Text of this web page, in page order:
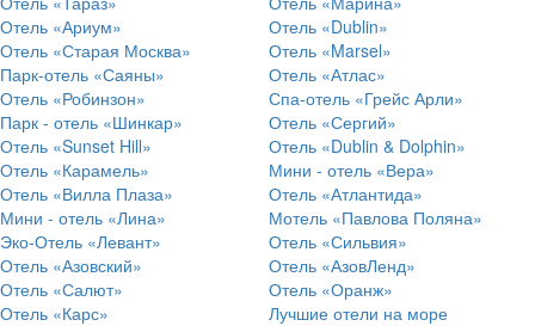
Отель «Ариум»
Отель «Dublin»
Отель «Старая Москва»
Отель «Marsel»
Парк-отель «Саяны»
Отель «Атлас»
Отель «Робинзон»
Спа-отель «Грейс Арли»
Парк - отель «Шинкар»
Отель «Сергий»
Отель «Sunset Hill»
Отель «Dublin & Dolphin»
Отель «Карамель»
Мини - отель «Вера»
Отель «Вилла Плаза»
Отель «Атлантида»
Мини - отель «Лина»
Мотель «Павлова Поляна»
Эко-Отель «Левант»
Отель «Сильвия»
Отель «Азовский»
Отель «АзовЛенд»
Отель «Салют»
Отель «Оранж»
Отель «Карс»
Лучшие отели на море